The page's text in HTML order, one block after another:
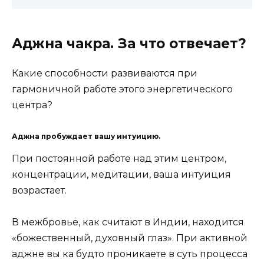
Аджна чакра. За что отвечает?
Какие способности развиваются при
гармоничной работе этого энергетического
центра?
Аджна пробуждает вашу интуицию.
При постоянной работе над этим центром,
концентрации, медитации, ваша интуиция
возрастает.
В межбровье, как считают в Индии, находится
«божественный, духовный глаз». При активной
аджне вы ка будто проникаете в суть процесса